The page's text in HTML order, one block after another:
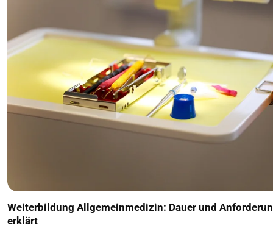
Weiterbildung Allgemeinmedizin: Dauer und
erklärt